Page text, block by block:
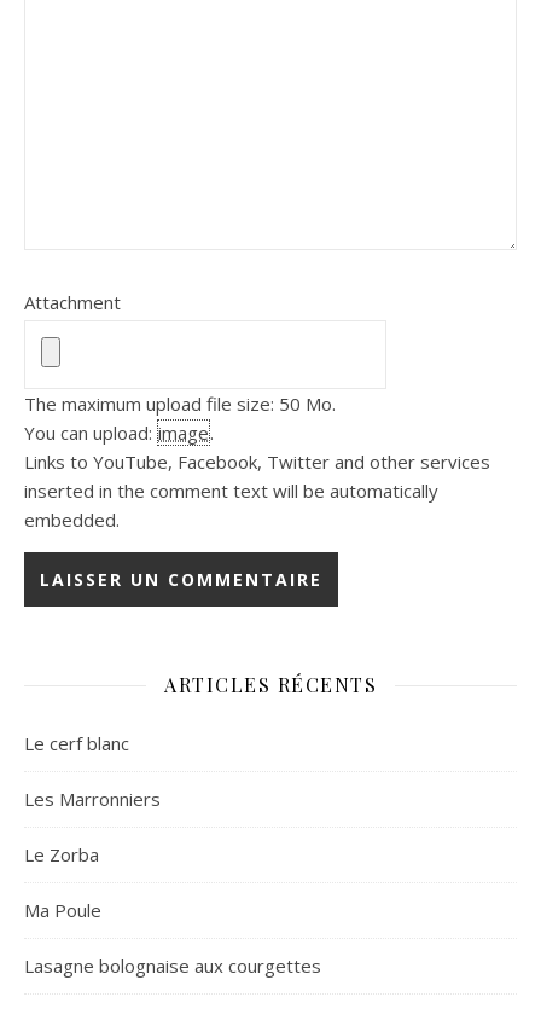
Attachment
The maximum upload file size: 50 Mo.
You can upload: image.
Links to YouTube, Facebook, Twitter and other services
inserted in the comment text will be automatically
embedded.
ARTICLES RÉCENTS
Le cerf blanc
Les Marronniers
Le Zorba
Ma Poule
Lasagne bolognaise aux courgettes